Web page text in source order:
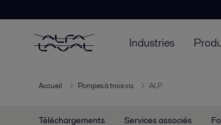
Industries
Accueil Pompes à trois vis ALP
Téléchargements Services associés